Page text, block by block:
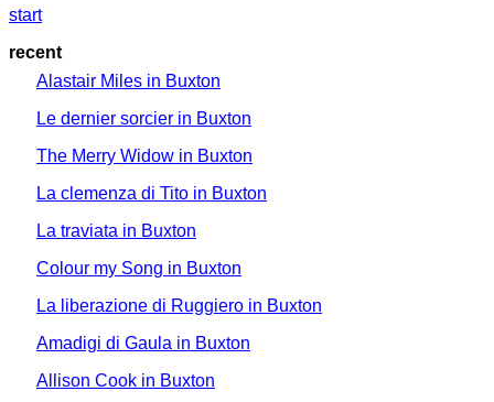
start
recent
Alastair Miles in Buxton
Le dernier sorcier in Buxton
The Merry Widow in Buxton
La clemenza di Tito in Buxton
La traviata in Buxton
Colour my Song in Buxton
La liberazione di Ruggiero in Buxton
Amadigi di Gaula in Buxton
Allison Cook in Buxton